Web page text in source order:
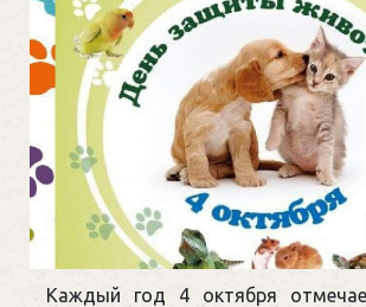
Каждый год 4 октября